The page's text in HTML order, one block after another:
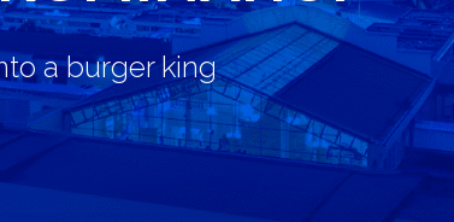
a burger king